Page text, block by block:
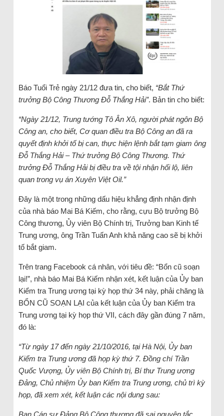
Báo Tuổi Trẻ ngày 21/12 đưa tin, cho biết, “Bắt Thứ
trưởng Bộ Công Thương Đỗ Thắng Hải”. Bản tin cho biết:
“Ngày 21/12, Trung tướng Tô Ân Xô, người phát ngôn Bộ
Công an, cho biết, Cơ quan điều tra Bộ Công an đã ra
quyết định khởi tố bị can, thực hiện lệnh bắt tạm giam ông
Đỗ Thắng Hải – Thứ trưởng Bộ Công Thương. Thứ
trưởng Đỗ Thắng Hải bị điều tra về tội nhận hối lộ, liên
quan trong vụ án Xuyên Việt Oil.”
Đây là một trong những dấu hiệu khẳng định nhận định
của nhà báo Mai Bá Kiếm, cho rằng, cựu Bộ trưởng Bộ
Công thương, Ủy viên Bộ Chính trị, Trưởng ban Kinh tế
Trung ương, ông Trần Tuấn Anh khả năng cao sẽ bị khởi
tố bắt giam.
Trên trang Facebook cá nhân, với tiêu đề: “Bổn cũ soạn
lại!”, nhà báo Mai Bá Kiếm nhận xét, kết luận của Ủy ban
Kiểm tra Trung ương tại kỳ họp thứ 34 này, phải chăng là
BỔN CŨ SOẠN LẠI của kết luận của Ủy ban Kiểm tra
Trung ương tại kỳ họp thứ VII, cách đây gần đúng 7 năm,
đó là:
“Từ ngày 17 đến ngày 21/10/2016, tại Hà Nội, Ủy ban
Kiểm tra Trung ương đã họp kỳ thứ 7. Đồng chí Trần
Quốc Vượng, Ủy viên Bộ Chính trị, Bí thư Trung ương
Đảng, Chủ nhiệm Ủy ban Kiểm tra Trung ương, chủ trì kỳ
họp, đã xem xét, kết luận các nội dung sau:
Ban Cán sự Đảng Bộ Công thương đã sai nguyên tắc,